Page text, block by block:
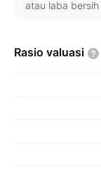
atau laba
Rasio valuasi